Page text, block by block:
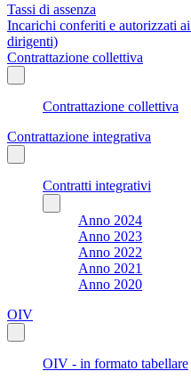
Tassi di assenza
Incarichi conferiti e autorizzati
dirigenti)
Contrattazione collettiva
Contrattazione collettiva
Contrattazione integrativa
Contratti integrativi
Anno 2024
Anno 2023
Anno 2022
Anno 2021
Anno 2020
OIV
OIV - in formato tabellare